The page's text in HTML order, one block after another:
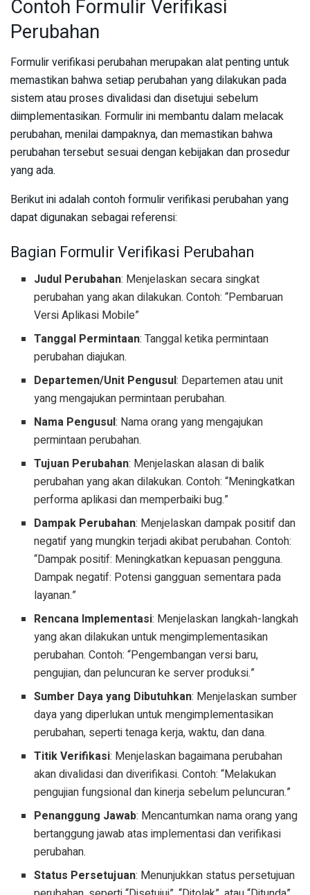
Contoh Formulir Verifikasi
Perubahan
Formulir verifikasi perubahan merupakan alat penting untuk
memastikan bahwa setiap perubahan yang dilakukan pada
sistem atau proses divalidasi dan disetujui sebelum
diimplementasikan. Formulir ini membantu dalam melacak
perubahan, menilai dampaknya, dan memastikan bahwa
perubahan tersebut sesuai dengan kebijakan dan prosedur
yang ada.
Berikut ini adalah contoh formulir verifikasi perubahan yang
dapat digunakan sebagai referensi:
Bagian Formulir Verifikasi Perubahan
Judul Perubahan: Menjelaskan secara singkat
perubahan yang akan dilakukan. Contoh: “Pembaruan
Versi Aplikasi Mobile”
Tanggal Permintaan: Tanggal ketika permintaan
perubahan diajukan.
Departemen/Unit Pengusul: Departemen atau unit
yang mengajukan permintaan perubahan.
Nama Pengusul: Nama orang yang mengajukan
permintaan perubahan.
Tujuan Perubahan: Menjelaskan alasan di balik
perubahan yang akan dilakukan. Contoh: “Meningkatkan
performa aplikasi dan memperbaiki bug.”
Dampak Perubahan: Menjelaskan dampak positif dan
negatif yang mungkin terjadi akibat perubahan. Contoh:
“Dampak positif: Meningkatkan kepuasan pengguna.
Dampak negatif: Potensi gangguan sementara pada
layanan.”
Rencana Implementasi: Menjelaskan langkah-langkah
yang akan dilakukan untuk mengimplementasikan
perubahan. Contoh: “Pengembangan versi baru,
pengujian, dan peluncuran ke server produksi.”
Sumber Daya yang Dibutuhkan: Menjelaskan sumber
daya yang diperlukan untuk mengimplementasikan
perubahan, seperti tenaga kerja, waktu, dan dana.
Titik Verifikasi: Menjelaskan bagaimana perubahan
akan divalidasi dan diverifikasi. Contoh: “Melakukan
pengujian fungsional dan kinerja sebelum peluncuran.”
Penanggung Jawab: Mencantumkan nama orang yang
bertanggung jawab atas implementasi dan verifikasi
perubahan.
Status Persetujuan: Menunjukkan status persetujuan